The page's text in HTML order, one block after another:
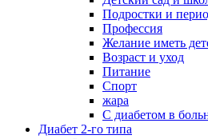
Подростки и
Профессия
Желание иметь
Возраст и уход
Питание
Спорт
жара
С диабетом в
Диабет 2-го типа